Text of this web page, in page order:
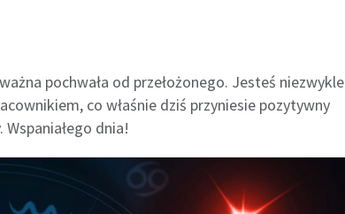
pochwała od przełożonego. Jesteś niezwykle
co właśnie dziś przyniesie pozytywny
dnia!